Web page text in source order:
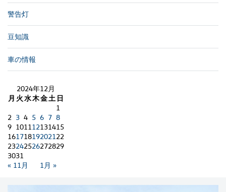
警告灯
豆知識
車の情報
2024年12月
月 火水木金土 日
« 11月 1月 »
1
2 3 4 5 6 7 8
9 101112131415
16171819202122
23242526272829
3031